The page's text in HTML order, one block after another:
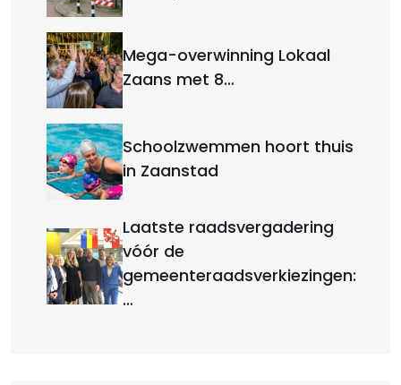
Mega-overwinning Lokaal
Zaans met 8…
Schoolzwemmen hoort thuis
in Zaanstad
Laatste raadsvergadering
vóór de
gemeenteraadsverkiezingen:
…